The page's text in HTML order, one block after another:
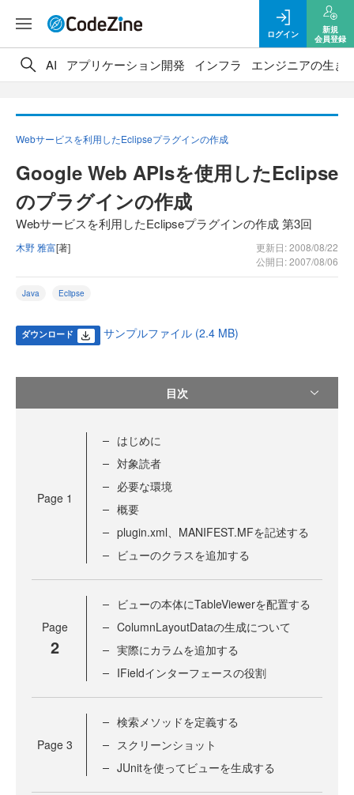
ログイン
新規
会員登録
AI アプリケーション開発 インフラ エンジニアの生き
Webサービスを利用したEclipseプラグインの作成
Google Web APIsを使用したEclipse
のプラグインの作成
Webサービスを利用したEclipseプラグインの作成 第3回
木野 雅富[著]
更新日: 2008/08/22
公開日: 2007/08/06
Java Eclipse
ダウンロード サンプルファイル (2.4 MB)
目次
Page 1
はじめに
対象読者
必要な環境
概要
plugin.xml、MANIFEST.MFを記述する
ビューのクラスを追加する
Page
2
ビューの本体にTableViewerを配置する
ColumnLayoutDataの生成について
実際にカラムを追加する
IFieldインターフェースの役割
Page 3
検索メソッドを定義する
スクリーンショット
JUnitを使ってビューを生成する